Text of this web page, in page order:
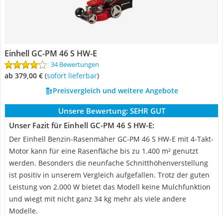
Einhell GC-PM 46 S HW-E
34 Bewertungen
ab 379,00 € ( Sofort lieferbar)
Preisvergleich und weitere Angebote
Unsere Bewertung: SEHR GUT
Unser Fazit für Einhell GC-PM 46 S HW-E:
Der Einhell Benzin-Rasenmäher GC-PM 46 S HW-E mit 4-Takt-
Motor kann für eine Rasenfläche bis zu 1.400 m² genutzt
werden. Besonders die neunfache Schnitthöhenverstellung
ist positiv in unserem Vergleich aufgefallen. Trotz der guten
Leistung von 2.000 W bietet das Modell keine Mulchfunktion
und wiegt mit nicht ganz 34 kg mehr als viele andere
Modelle.